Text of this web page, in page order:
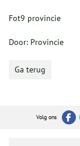
Fot9 provincie
Door: Provincie
Ga terug
Volg ons